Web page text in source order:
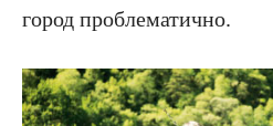
город проблематично.